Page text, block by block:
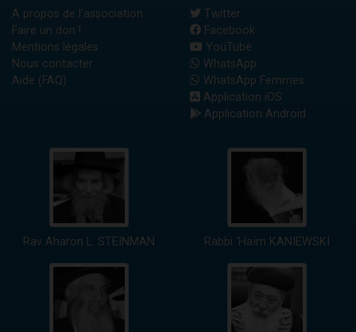
A propos de l'association
Faire un don !
Mentions légales
Nous contacter
Aide (FAQ)
Twitter
Facebook
YouTube
WhatsApp
WhatsApp Femmes
Application iOS
Application Android
Rav Aharon L. STEINMAN Rabbi 'Haïm KANIEWSKI